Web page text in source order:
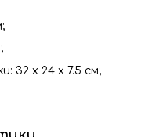
32 x 24 x 7.5 см;